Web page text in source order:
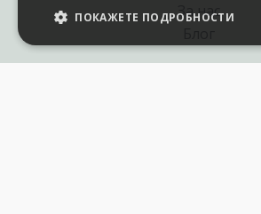
За нас
ПОКАЖЕТЕ ПОДРОБНОСТИ